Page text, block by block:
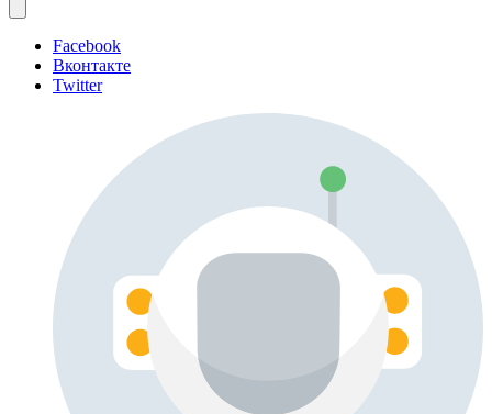
Facebook
Вконтакте
Twitter